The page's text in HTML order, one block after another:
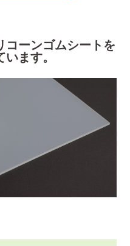
コーンゴムシートを
ます。